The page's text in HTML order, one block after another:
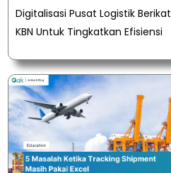
Digitalisasi Pusat Logistik Berikat
KBN Untuk Tingkatkan Efisiensi